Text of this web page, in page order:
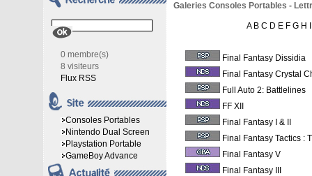
0 membre(s)
8 visiteurs
Flux RSS
Consoles Portables
Nintendo Dual Screen
Playstation Portable
GameBoy Advance
Galeries Consoles Portables -
A B C D E F G H
Final Fantasy Dissidia
Final Fantasy Crystal
Full Auto 2: Battlelines
FF XII
Final Fantasy I & II
Final Fantasy Tactics :
Final Fantasy V
Final Fantasy III